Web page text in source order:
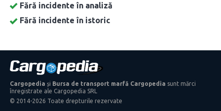
Fără incidente în analiză
Fără incidente în istoric
Cargopedia și Bursa de transport marfă Cargopedia sunt mărci
înregistrate ale Cargopedia SRL
© 2014-2026 Toate drepturile rezervate